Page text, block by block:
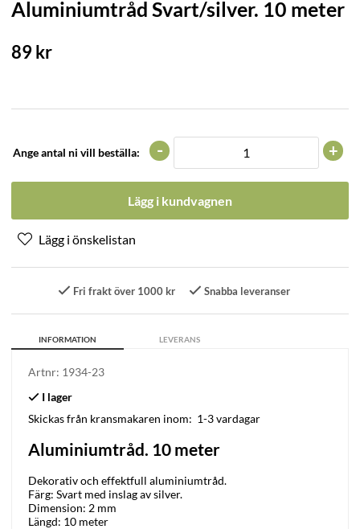
Aluminiumtråd Svart/silver. 10 meter
89kr
Ange antal ni vill beställa: +
-
Lägg i kundvagnen
Fri frakt över 1000 kr Snabba leveranser
INFORMATION LEVERANS
Artnr: 1934-23
Skickas från kransmakaren inom: 1-3 vardagar
Aluminiumtråd. 10 meter
Dekorativ och effektfull aluminiumtråd.
Färg: Svart med inslag av silver.
Dimension: 2 mm
Längd: 10 meter